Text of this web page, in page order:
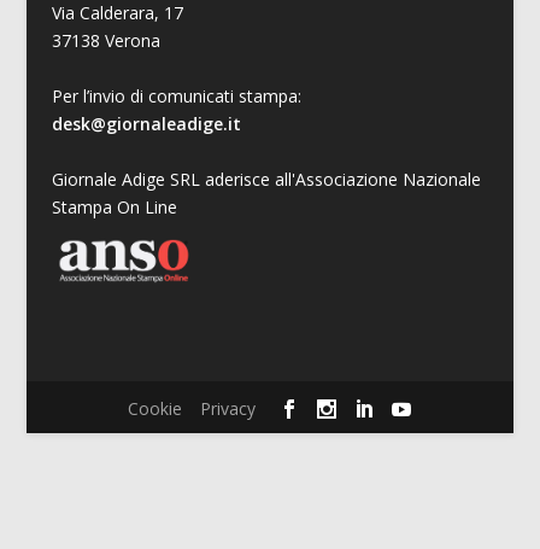
Via Calderara, 17
37138 Verona
Per l’invio di comunicati stampa:
desk@giornaleadige.it
Giornale Adige SRL aderisce all'Associazione Nazionale
Stampa On Line
Cookie Privacy